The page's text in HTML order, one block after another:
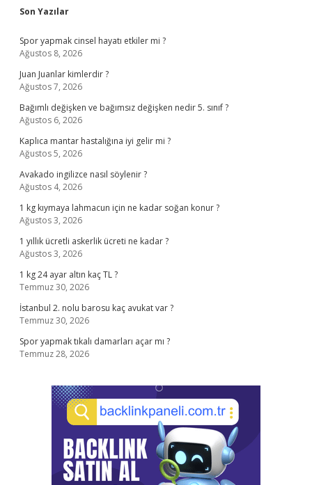
Sidebar
Son Yazılar
Spor yapmak cinsel hayatı etkiler mi ?
Ağustos 8, 2026
Juan Juanlar kimlerdir ?
Ağustos 7, 2026
Bağımlı değişken ve bağımsız değişken nedir 5. sınıf ?
Ağustos 6, 2026
Kaplıca mantar hastalığına iyi gelir mi ?
Ağustos 5, 2026
Avakado ingilizce nasıl söylenir ?
Ağustos 4, 2026
1 kg kıymaya lahmacun için ne kadar soğan konur ?
Ağustos 3, 2026
1 yıllık ücretli askerlik ücreti ne kadar ?
Ağustos 3, 2026
1 kg 24 ayar altın kaç TL ?
Temmuz 30, 2026
İstanbul 2. nolu barosu kaç avukat var ?
Temmuz 30, 2026
Spor yapmak tıkalı damarları açar mı ?
Temmuz 28, 2026